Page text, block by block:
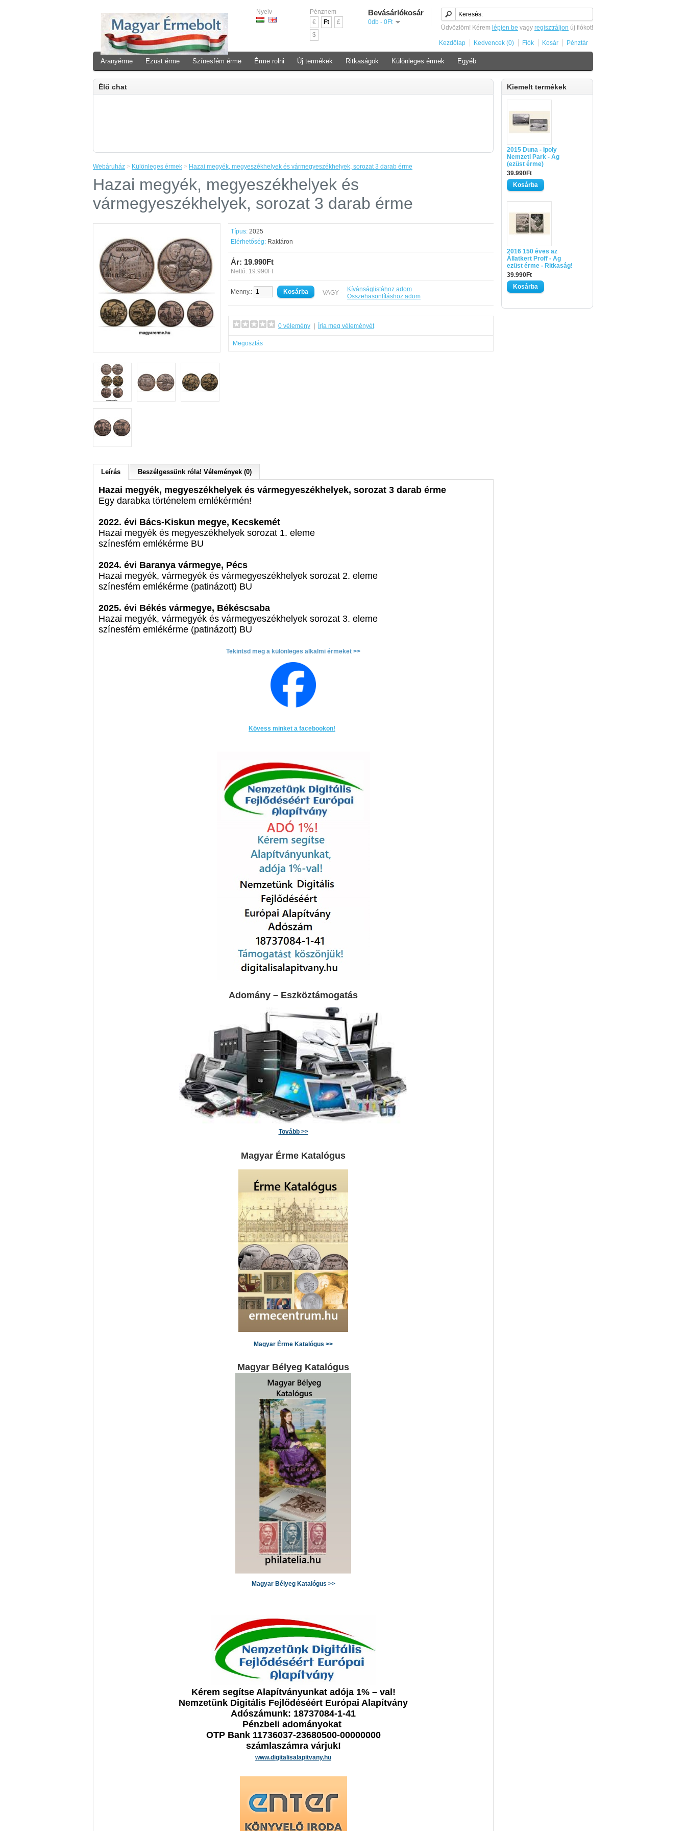
Nyelv
Pénznem
€
Ft
£
$
Bevásárlókosár
0db - 0Ft
Üdvözlöm! Kérem lépjen be vagy regisztráljon új fiókot!
Kezdőlap Kedvencek (0) Fiók Kosár Pénztár
Aranyérme Ezüst érme Színesfém érme Érme rolni Új termékek Ritkaságok Különleges érmek Egyéb
Kiemelt termékek
2015 Duna - Ipoly
Nemzeti Park - Ag
(ezüst érme)
39.990Ft
2016 150 éves az
Állatkert Proff - Ag
ezüst érme - Ritkaság!
39.990Ft
Élő chat
Webáruház > Különleges érmek > Hazai megyék, megyeszékhelyek és vármegyeszékhelyek, sorozat 3 darab érme
Hazai megyék, megyeszékhelyek és
vármegyeszékhelyek, sorozat 3 darab érme
Típus: 2025
Elérhetőség: Raktáron
Ár: 19.990Ft
Nettó: 19.990Ft
Menny.: - VAGY -
Kívánságlistához adom
Összehasonlításhoz adom
0 vélemény Írja meg véleményét
Megosztás
Leírás Beszélgessünk róla! Vélemények (0)
Hazai megyék, megyeszékhelyek és vármegyeszékhelyek, sorozat 3 darab érme
Egy darabka történelem emlékérmén!
2022. évi Bács-Kiskun megye, Kecskemét
Hazai megyék és megyeszékhelyek sorozat 1. eleme
színesfém emlékérme BU
2024. évi Baranya vármegye, Pécs
Hazai megyék, vármegyék és vármegyeszékhelyek sorozat 2. eleme
színesfém emlékérme (patinázott) BU
2025. évi Békés vármegye, Békéscsaba
Hazai megyék, vármegyék és vármegyeszékhelyek sorozat 3. eleme
színesfém emlékérme (patinázott) BU
Tekintsd meg a különleges alkalmi érmeket >>
Kövess minket a facebookon!
Adomány – Eszköztámogatás
Tovább >>
Magyar Érme Katalógus
Magyar Érme Katalógus >>
Magyar Bélyeg Katalógus
Magyar Bélyeg Katalógus >>
Kérem segítse Alapítványunkat adója 1% – val!
Nemzetünk Digitális Fejlődéséért Európai Alapítvány
Adószámunk: 18737084-1-41
Pénzbeli adományokat
OTP Bank 11736037-23680500-00000000
számlaszámra várjuk!
www.digitalisalapitvany.hu